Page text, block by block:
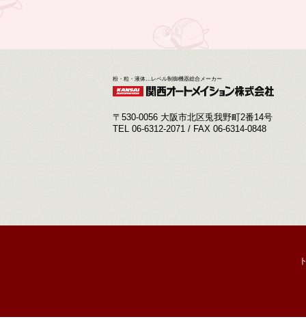
粉・粒・液体…レベル制御機器総合メーカー
〒530-0056 大阪市北区兎我野町2番14号
TEL 06-6312-2071 / FAX 06-6314-0848